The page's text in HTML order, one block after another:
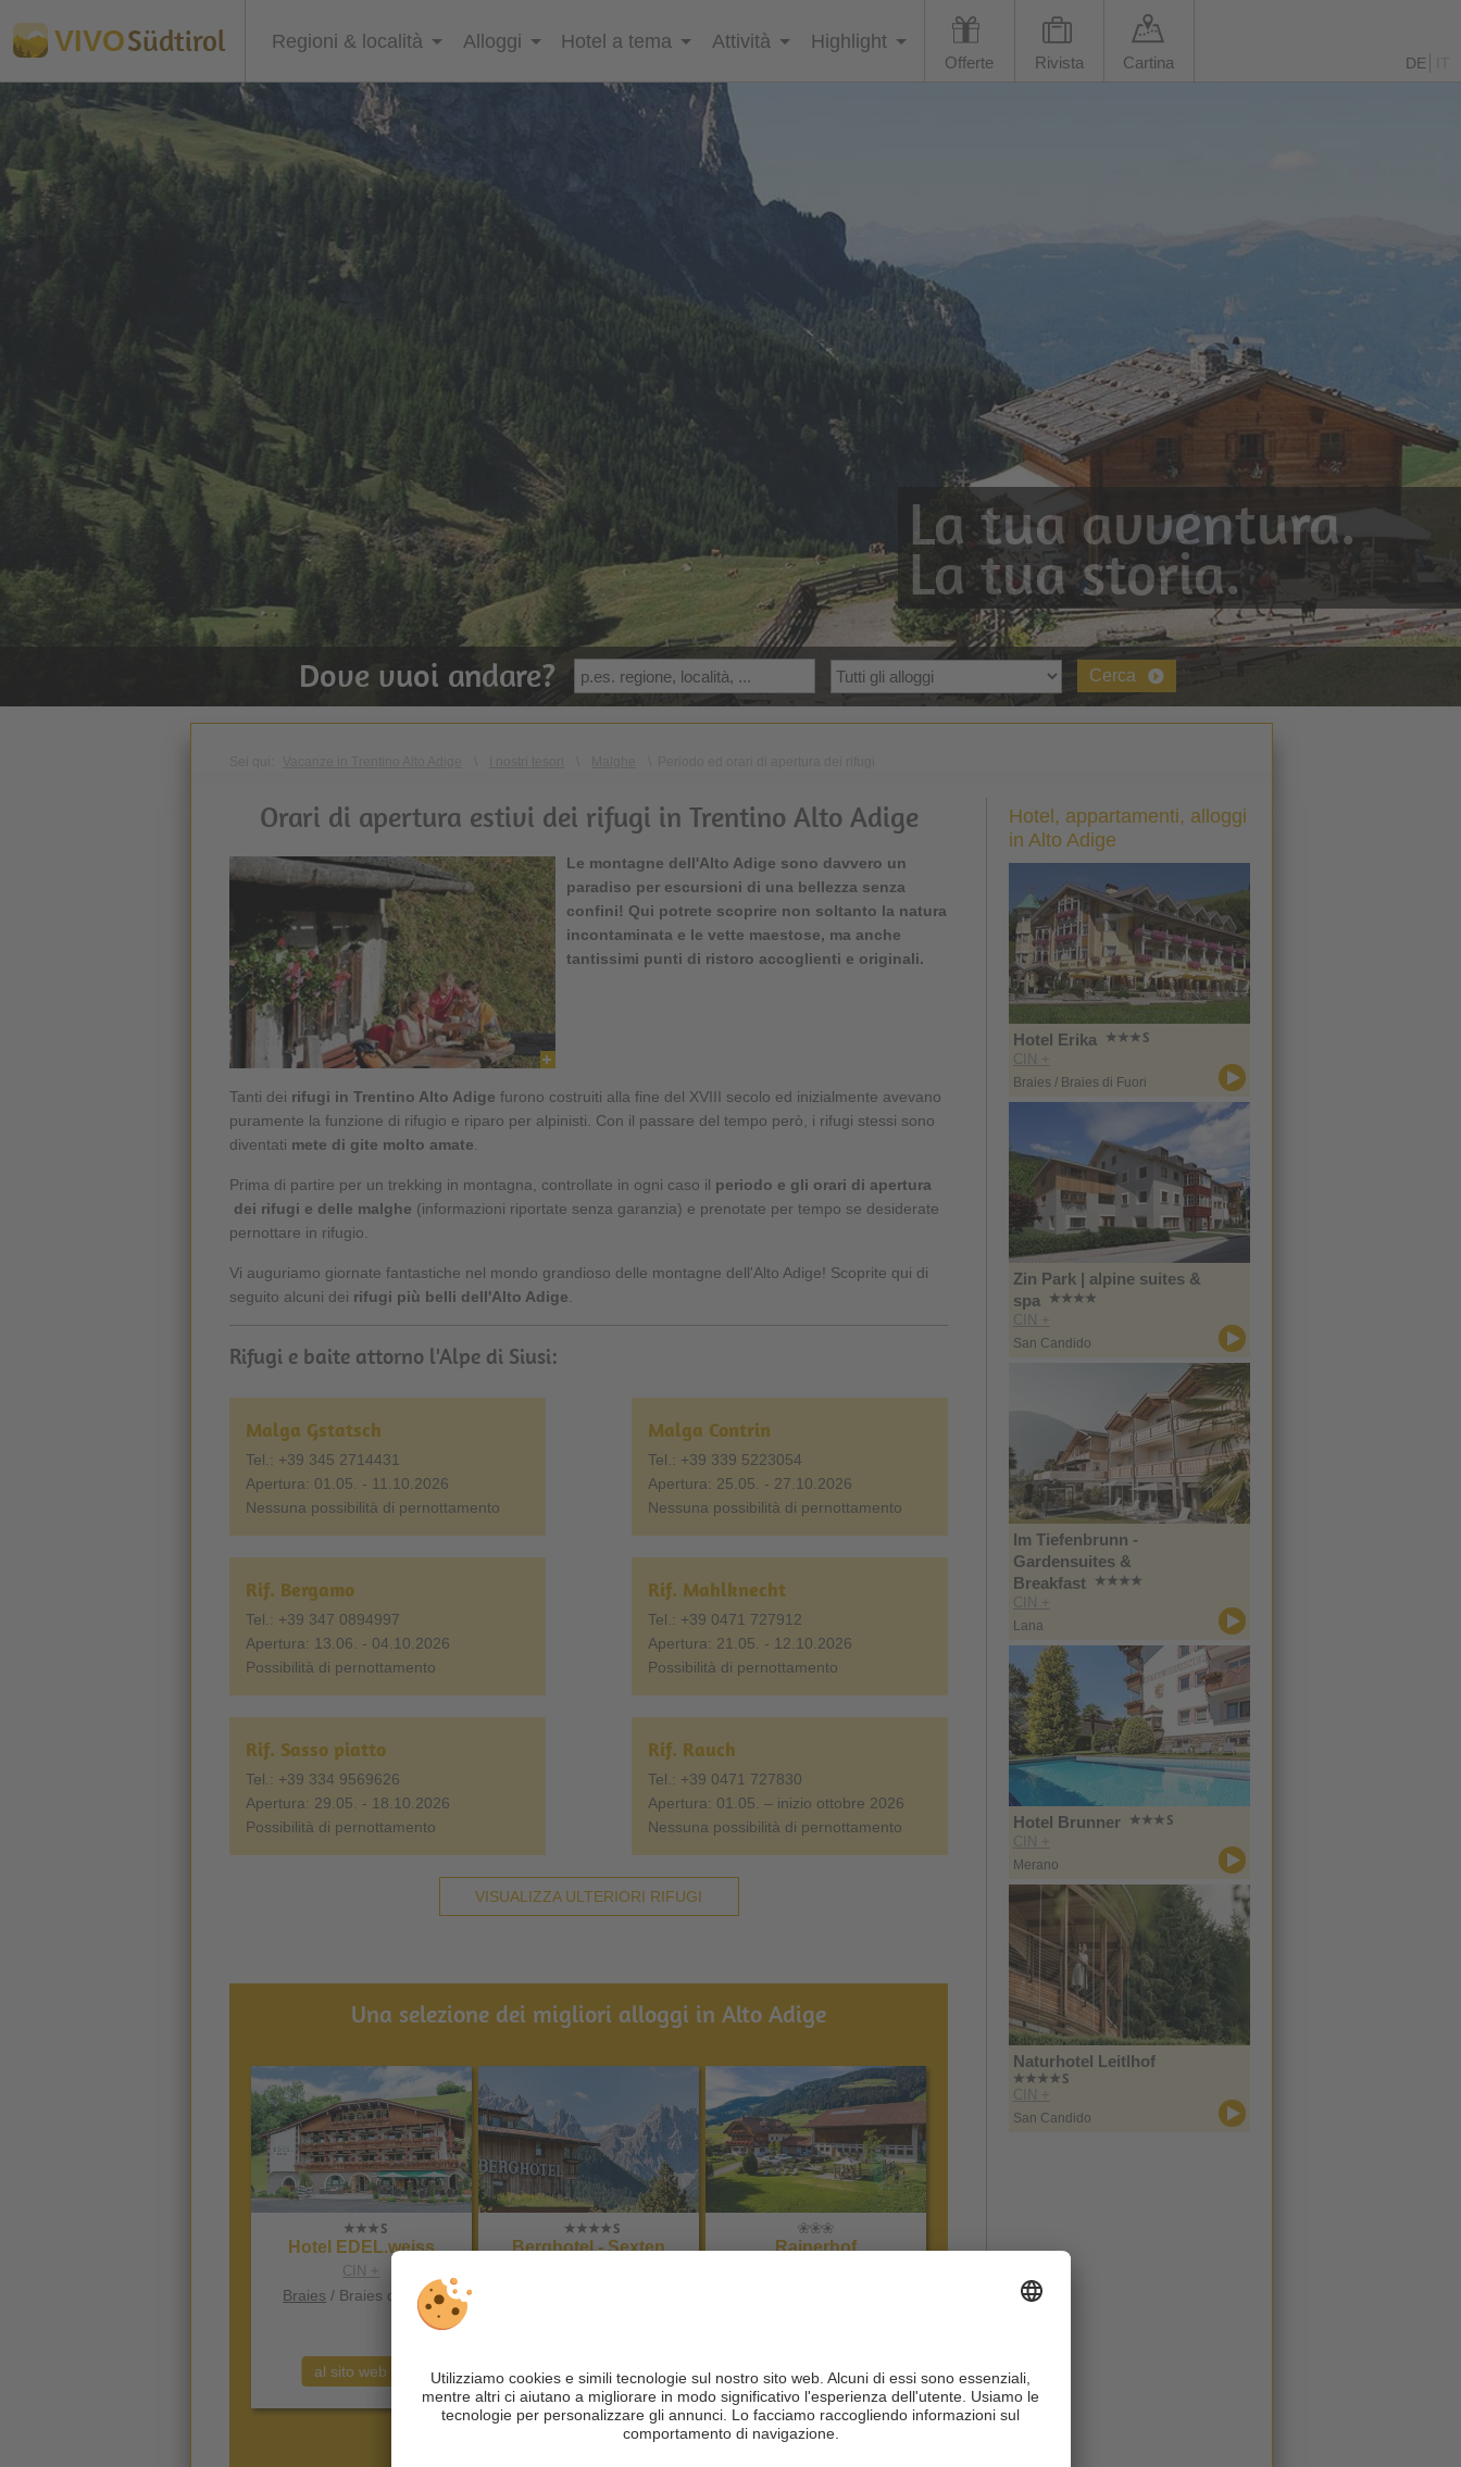
VIVOSüdtirol Regioni & località Alloggi Hotel a tema Attività Highlight
Offerte Rivista Cartina DE
La tua avventura.
La tua storia.
Dove vuoi andare? Cerca
Orari di apertura estivi dei rifugi in Trentino Alto Adige
Le montagne dell'Alto Adige sono davvero un
paradiso per escursioni di una bellezza senza
confini! Qui potrete scoprire non soltanto la natura
incontaminata e le vette maestose, ma anche
tantissimi punti di ristoro accoglienti e originali.
Tanti dei rifugi in Trentino Alto Adige furono costruiti alla fine del XVIII secolo ed inizialmente avevano
puramente la funzione di rifugio e riparo per alpinisti. Con il passare del tempo però, i rifugi stessi sono
diventati mete di gite molto amate
Prima di partire per un trekking in montagna, controllate in ogni caso il periodo e gli orari di apertura
dei rifugi e delle malghe (informazioni riportate senza garanzia) e prenotate per tempo se desiderate
pernottare in rifugio.
Vi auguriamo giornate fantastiche nel mondo grandioso delle montagne dell'Alto Adige! Scoprite qui di
seguito alcuni dei rifugi più belli dell'Alto Adige
Rifugi e baite attorno l'Alpe di Siusi:
Malga Gstatsch
Tel.: +39 345 2714431
Apertura: 01.05. - 11.10.2026
Nessuna possibilità di pernottamento
Malga Contrin
Tel.: +39 339 5223054
Apertura: 25.05. - 27.10.2026
Nessuna possibilità di pernottamento
Rif. Bergamo
Tel.: +39 347 0894997
Apertura: 13.06. - 04.10.2026
Possibilità di pernottamento
Rif. Mahlknecht
Tel.: +39 0471 727912
Apertura: 21.05. - 12.10.2026
Possibilità di pernottamento
Rif. Sasso piatto
Tel.: +39 334 9569626
Apertura: 29.05. - 18.10.2026
Possibilità di pernottamento
Rif. Rauch
Tel.: +39 0471 727830
Apertura: 01.05. – inizio ottobre 2026
Nessuna possibilità di pernottamento
VISUALIZZA ULTERIORI RIFUGI
Una selezione dei migliori alloggi in Alto Adige
Hotel EDEL.weiss
CIN +
Braies / Braies di Fuori
al sito web
Berghotel - Sexten
al sito web
Rainerhof
al sito web
Hotel, appartamenti, alloggi
in Alto Adige
Hotel Erika
CIN +
Braies / Braies di Fuori
Zin Park | alpine suites &
spa
CIN +
San Candido
Im Tiefenbrunn -
Gardensuites &
Breakfast
CIN +
Lana
Hotel Brunner
CIN +
Merano
Naturhotel Leitlhof
CIN +
San Candido